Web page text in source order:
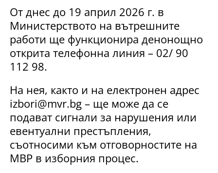
От днес до 19 април 2026 г. в
Министерството на вътрешните
работи ще функционира денонощно
открита телефонна линия – 02/ 90
112 98.
На нея, както и на електронен адрес
izbori@mvr.bg – ще може да се
подават сигнали за нарушения или
евентуални престъпления,
съотносими към отговорностите на
МВР в изборния процес.